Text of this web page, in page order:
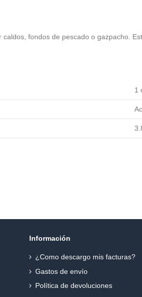
fondos de pescado o gazpacho.
1
Información
¿Como descargo mis facturas?
Gastos de envío
Política de devoluciones